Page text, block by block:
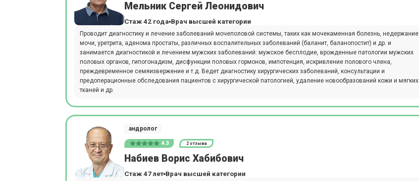
Мельник Сергей Леонидович
Стаж 42 года Врач высшей категории
Проводит диагностику и лечение заболеваний мочеполовой системы, таких как мочекаменная болезнь, недержание
мочи, уретрита, аденома простаты, различных воспалительных заболеваний (баланит, баланопостит) и др. и
занимается диагностикой и лечением мужских заболеваний: мужское бесплодие, врожденные патологии мужских
половых органов, гипогонадизм, дисфункции половых гормонов, импотенция, искривление полового члена,
преждевременное семяизвержение и т.д. Ведет диагностику хирургических заболеваний, консультации и
предоперационные обследования пациентов с хирургической патологией, удаление новообразований кожи и мягких
тканей и др.
андролог
4.3 2 отзыва
Набиев Ворис Хабибович
Стаж 47 лет Врач высшей категории